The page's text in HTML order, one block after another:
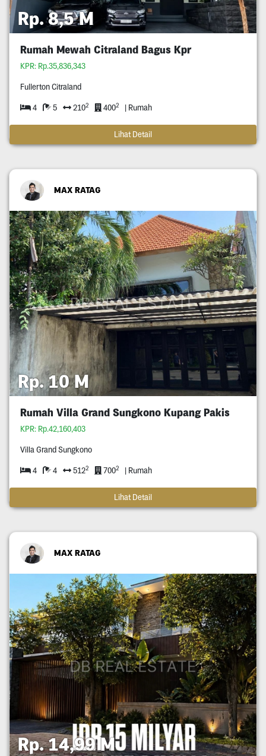
Rp. 8,5 M
Rumah Mewah Citraland Bagus Kpr
KPR: Rp.35,836,343
Fullerton Citraland
4 5 2102 4002 | Rumah
Lihat Detail
MAX RATAG
Rp. 10 M
Rumah Villa Grand Sungkono Kupang Pakis
KPR: Rp.42,160,403
Villa Grand Sungkono
4 4 5122 7002 | Rumah
Lihat Detail
MAX RATAG
Rp. 14,99 M